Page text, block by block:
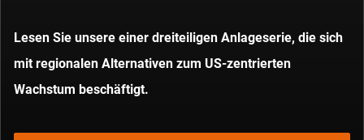
Lesen Sie unsere einer dreiteiligen Anlageserie, die sich
mit regionalen Alternativen zum US-zentrierten
Wachstum beschäftigt.